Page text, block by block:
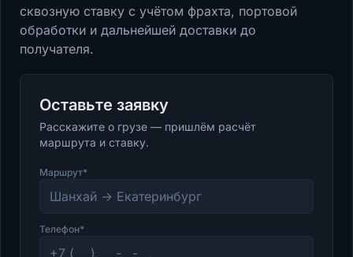
сквозную ставку с учётом фрахта, портовой
обработки и дальнейшей доставки до
получателя.
Оставьте заявку
Расскажите о грузе — пришлём расчёт
маршрута и ставку.
Маршрут*
Телефон*